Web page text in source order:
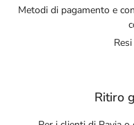
Metodi di pagamento e
Ritiro